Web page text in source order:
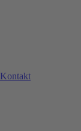
Kontakt